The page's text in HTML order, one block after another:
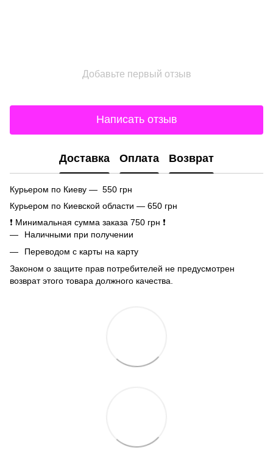
Добавьте первый отзыв
Написать отзыв
Доставка Оплата Возврат
Курьером по Киеву — 550 грн
Курьером по Киевской области — 650 грн
❗ Минимальная сумма заказа 750 грн ❗
Наличными при получении
Переводом с карты на карту
Законом о защите прав потребителей не предусмотрен
возврат этого товара должного качества.